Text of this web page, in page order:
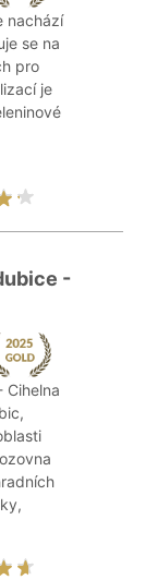
nachází
se na
pro
je
-
Cihelna